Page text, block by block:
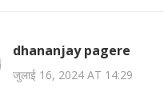
dhananjay pagere
जुलाई 16, 2024 AT 14:29